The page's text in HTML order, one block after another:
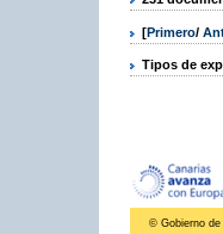
[Primero/
Tipos de
© Gobierno de